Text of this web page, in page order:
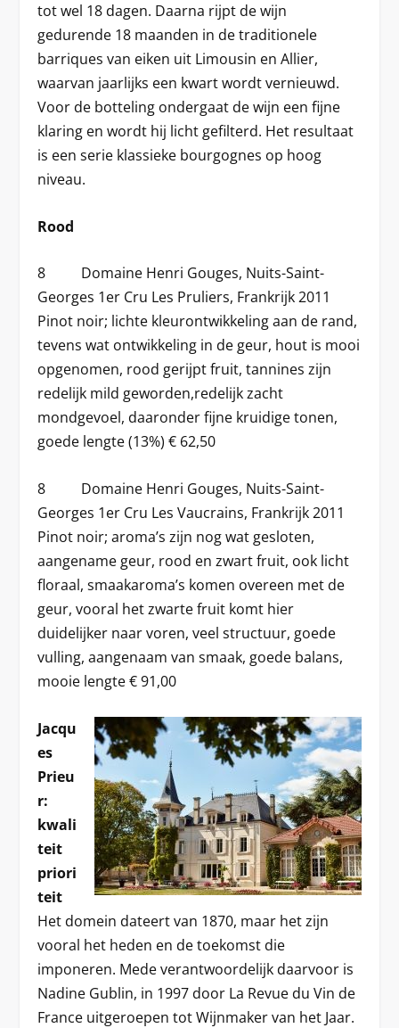
tot wel 18 dagen. Daarna rijpt de wijn
gedurende 18 maanden in de traditionele
barriques van eiken uit Limousin en Allier,
waarvan jaarlijks een kwart wordt vernieuwd.
Voor de botteling ondergaat de wijn een fijne
klaring en wordt hij licht gefilterd. Het resultaat
is een serie klassieke bourgognes op hoog
niveau.
Rood
8 Domaine Henri Gouges, Nuits-Saint-
Georges 1er Cru Les Pruliers, Frankrijk 2011
Pinot noir; lichte kleurontwikkeling aan de rand,
tevens wat ontwikkeling in de geur, hout is mooi
opgenomen, rood gerijpt fruit, tannines zijn
redelijk mild geworden,redelijk zacht
mondgevoel, daaronder fijne kruidige tonen,
goede lengte (13%) € 62,50
8 Domaine Henri Gouges, Nuits-Saint-
Georges 1er Cru Les Vaucrains, Frankrijk 2011
Pinot noir; aroma’s zijn nog wat gesloten,
aangename geur, rood en zwart fruit, ook licht
floraal, smaakaroma’s komen overeen met de
geur, vooral het zwarte fruit komt hier
duidelijker naar voren, veel structuur, goede
vulling, aangenaam van smaak, goede balans,
mooie lengte € 91,00
Jacqu
es
Prieu
r:
kwali
teit
priori
teit
Het domein dateert van 1870, maar het zijn
vooral het heden en de toekomst die
imponeren. Mede verantwoordelijk daarvoor is
Nadine Gublin, in 1997 door La Revue du Vin de
France uitgeroepen tot Wijnmaker van het Jaar.